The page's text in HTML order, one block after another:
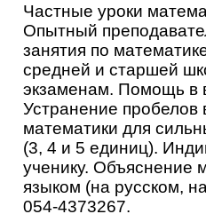
Частные уроки
Опытный
занятия по
средней и старшей
экзаменам. Помощь в
Устранение пробелов
математики для
(3, 4 и 5 единиц).
ученику. Объяснение
языком (на русском,
054-4373267.